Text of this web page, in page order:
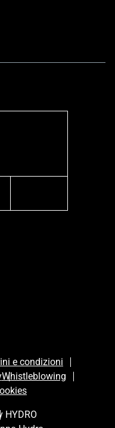
e condizioni
Whistleblowing
HYDRO